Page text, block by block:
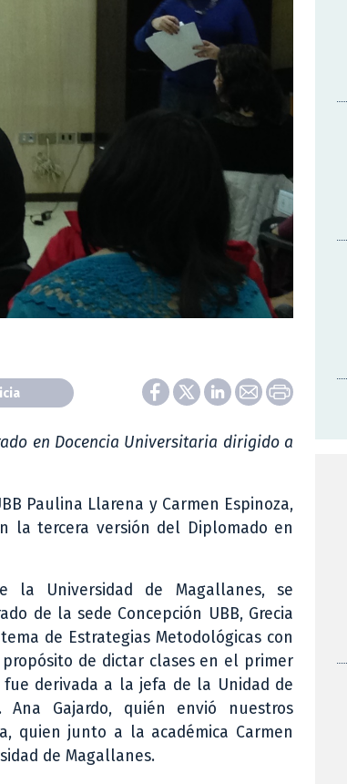
en Docencia Universitaria dirigido a
Paulina Llarena y Carmen Espinoza,
la tercera versión del Diplomado en
la Universidad de Magallanes, se
de la sede Concepción UBB, Grecia
de Estrategias Metodológicas con
de dictar clases en el primer
derivada a la jefa de la Unidad de
Ana Gajardo, quién envió nuestros
quien junto a la académica Carmen
de Magallanes.